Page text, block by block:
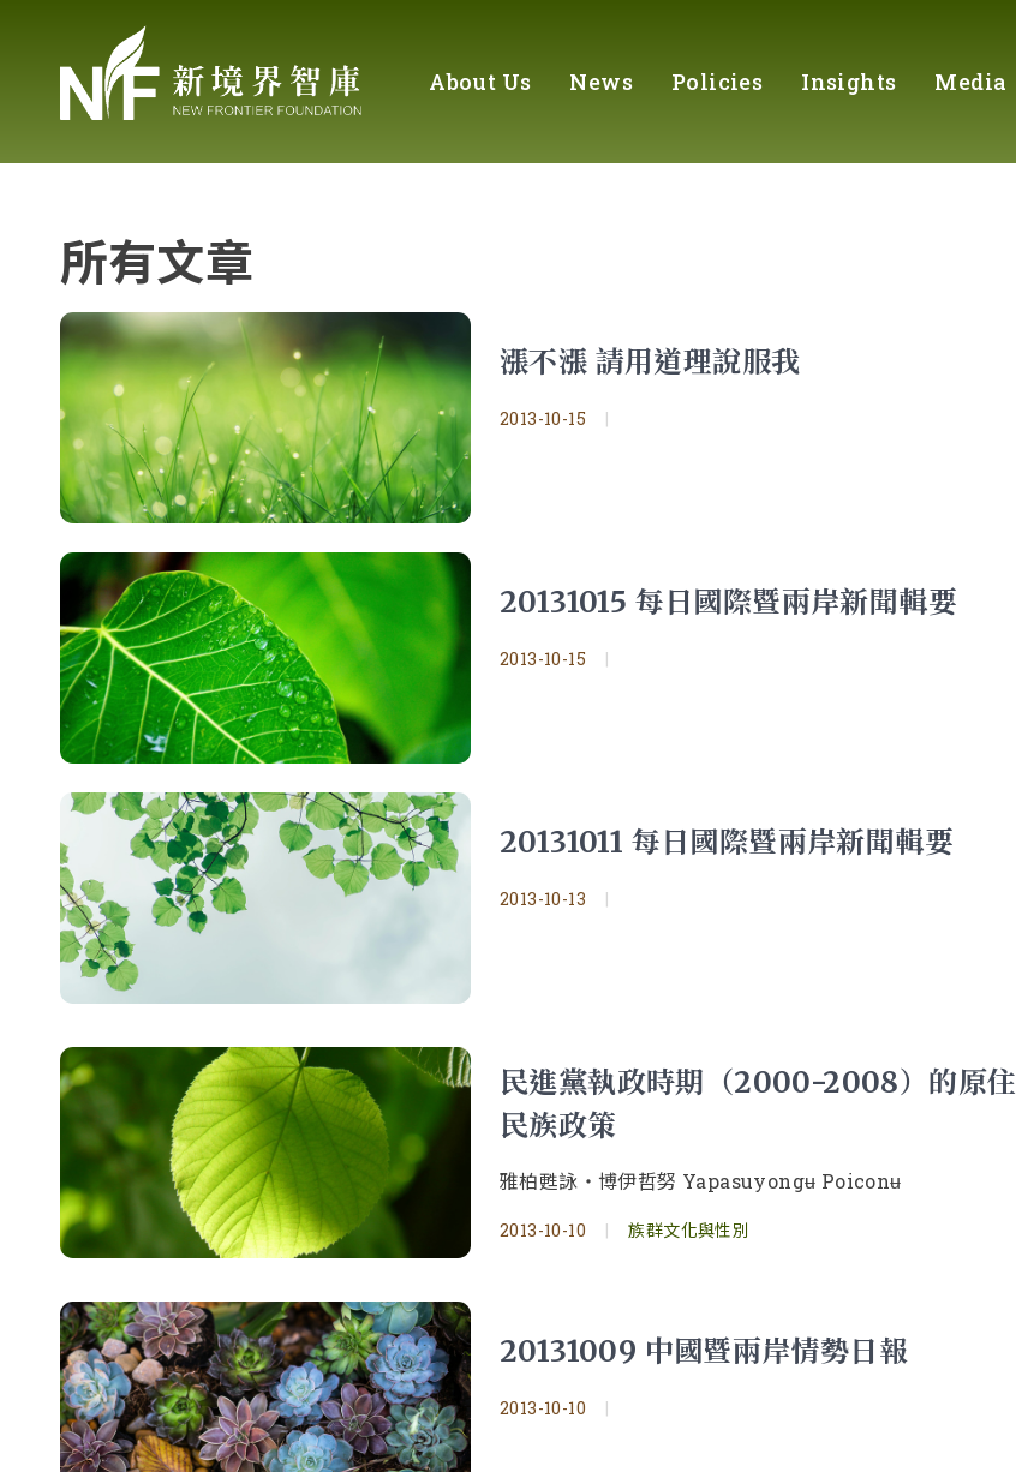
About Us News Policies Insights Media
所有文章
漲不漲 請用道理說服我
2013-10-15 |
20131015 每日國際暨兩岸新聞輯要
2013-10-15 |
20131011 每日國際暨兩岸新聞輯要
2013-10-13 |
民進黨執政時期（2000-2008）的原住
民族政策
雅柏甦詠‧博伊哲努 Yapasuyongʉ Poiconʉ
2013-10-10 | 族群文化與性別
20131009 中國暨兩岸情勢日報
2013-10-10 |